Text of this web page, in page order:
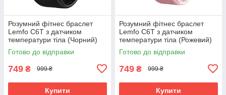
Розумний фітнес браслет
Lemfo C6T з датчиком
температури тіла (Чорний)
Готово до відправки
749 ₴ 999 ₴
Купити
Розумний фітнес браслет
Lemfo C6T з датчиком
температури тіла (Рожевий)
Готово до відправки
749 ₴ 999 ₴
Купити